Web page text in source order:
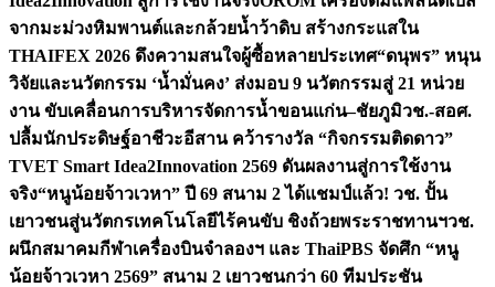
จากมะม่วงหิมพานต์และกล้วยน้ำว้าดิบ สร้างกระแสใน
THAIFEX 2026 ดึงความสนใจผู้ซื้อหลายประเทศ“ดนุพร” หนุน
วิจัยและนวัตกรรม ‘น้ำมั่นคง’ ส่งมอบ 9 นวัตกรรมสู่ 21 หน่วย
งาน ขับเคลื่อนการบริหารจัดการน้ำขอนแก่น–ชัยภูมิวช.-สอศ.
ปลื้มนักประดิษฐ์อาชีวะอีสาน คว้ารางวัล “กิจกรรมติดดาว”
TVET Smart Idea2Innovation 2569 ดันผลงานสู่การใช้งาน
จริง“หนูน้อยจ้าวเวหา” ปี 69 สนาม 2 ได้แชมป์แล้ว! วช. ปั้น
เยาวชนสู่นวัตกรเทคโนโลยีไร้คนขับ ชิงถ้วยพระราชทานฯวช.
ผนึกสมาคมกีฬาเครื่องบินจำลองฯ และ ThaiPBS จัดศึก “หนู
น้อยจ้าวเวหา 2569” สนาม 2 เยาวชนกว่า 60 ทีมประชัน